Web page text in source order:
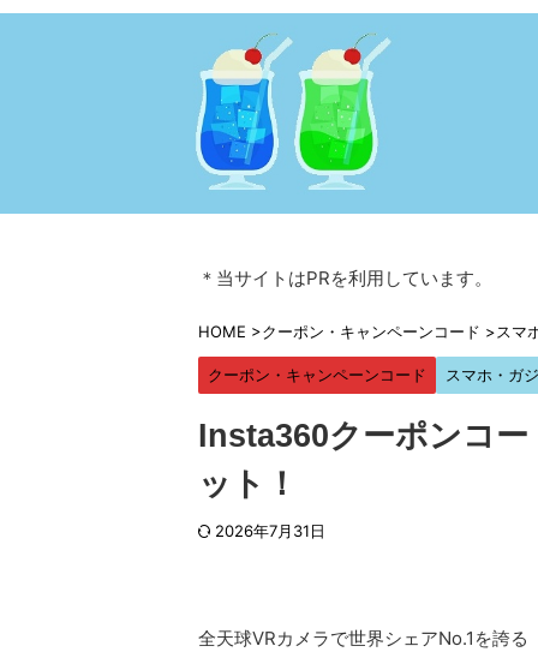
＊当サイトはPRを利用しています。
HOME >クーポン・キャンペーンコード >スマ
クーポン・キャンペーンコード スマホ・ガ
Insta360クーポンコ
ット！
2026年7月31日
全天球VRカメラで世界シェアNo.1を誇る